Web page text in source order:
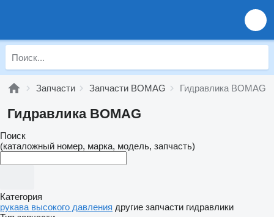
Запчасти Запчасти BOMAG Гидравлика BOMAG
Гидравлика BOMAG
Поиск
(каталожный номер, марка, модель, запчасть)
Категория
рукава высокого давления другие запчасти гидравлики